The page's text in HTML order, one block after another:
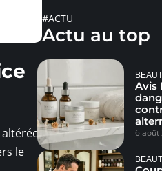
le
#ACTU
Actu au top
Avis
6 août